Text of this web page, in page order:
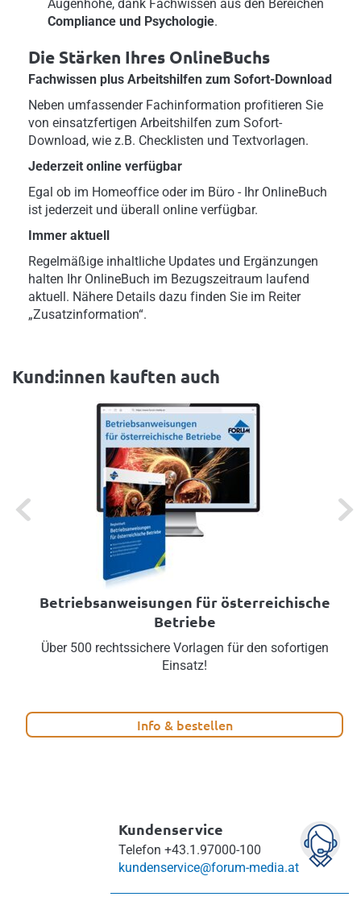
Augenhöhe, dank Fachwissen aus den Bereichen
Compliance und Psychologie.
Die Stärken Ihres OnlineBuchs
Fachwissen plus Arbeitshilfen zum Sofort-Download
Neben umfassender Fachinformation profitieren Sie
von einsatzfertigen Arbeitshilfen zum Sofort-
Download, wie z.B. Checklisten und Textvorlagen.
Jederzeit online verfügbar
Egal ob im Homeoffice oder im Büro - Ihr OnlineBuch
ist jederzeit und überall online verfügbar.
Immer aktuell
Regelmäßige inhaltliche Updates und Ergänzungen
halten Ihr OnlineBuch im Bezugszeitraum laufend
aktuell. Nähere Details dazu finden Sie im Reiter
„Zusatzinformation“.
Kund:innen kauften auch
Previous Next
Betriebsanweisungen für österreichische
Betriebe
Über 500 rechtssichere Vorlagen für den sofortigen
Einsatz!
Info & bestellen
Kundenservice
Telefon +43.1.97000-100
kundenservice@forum-media.at